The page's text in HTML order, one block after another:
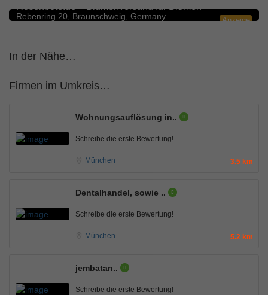
Anzeige
Rebenring 20, Braunschweig, Germany
In der Nähe…
Firmen im Umkreis…
Wohnungsauflösung in..
Schreibe die erste Bewertung!
München 3.5 km
Dentalhandel, sowie ..
Schreibe die erste Bewertung!
München 5.2 km
jembatan..
Schreibe die erste Bewertung!